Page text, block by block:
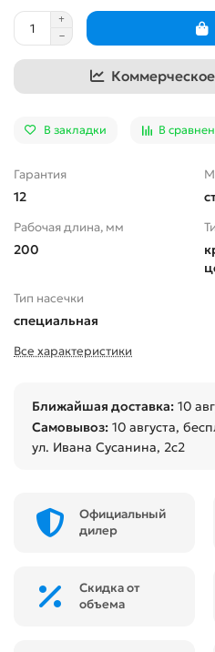
В закладки В
Гарантия
12
Рабочая длина, мм
200
Тип насечки
специальная
Все характеристики
Ближайшая доставка: 10
Самовывоз: 10 августа,
ул. Ивана Сусанина, 2с2
Официальный
дилер
Скидка от
объема